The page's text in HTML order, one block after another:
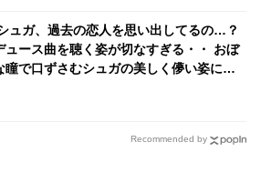
ュガ、過去の恋人を思い出してるの…？
ュース曲を聴く姿が切なすぎる・・ おぼ
瞳で口ずさむシュガの美しく儚い姿にく
Recommended by